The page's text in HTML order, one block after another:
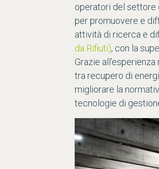
operatori del settore
per promuovere e
attività di ricerca e
da Rifiuti), con la
Grazie
tra recupero di
migliorare la
tecnologie di